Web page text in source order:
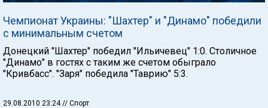
Чемпионат Украины: "Шахтер" и "Динамо" победили
с минимальным счетом
Донецкий "Шахтер" победил "Ильичевец" 1:0. Столичное
"Динамо" в гостях с таким же счетом обыграло
"Кривбасс". "Заря" победила "Таврию" 5:3.
29.08.2010 23:24 // Спорт